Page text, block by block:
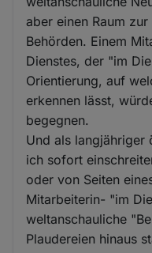
aber einen Raum
Behörden. Einem
Dienstes, der "im
Orientierung, auf
erkennen lässt,
begegnen.
Und als langjähriger
ich sofort
oder von Seiten
Mitarbeiterin- "im
weltanschauliche
Plaudereien hinaus